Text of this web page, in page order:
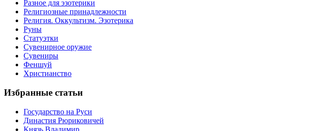
Разное для эзотерики
Религиозные принадлежности
Религия. Оккультизм. Эзотерика
Руны
Статуэтки
Сувенирное оружие
Сувениры
Феншуй
Христианство
Избранные статьи
Государство на Руси
Династия Рюриковичей
Князь Владимир